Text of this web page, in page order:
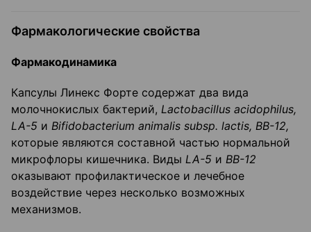
Фармакологические свойства
Фармакодинамика
Капсулы Линекс Форте содержат два вида
молочнокислых бактерий, Lactobacillus acidophilus,
LA-5 и Bifidobacterium animalis subsp. lactis, BB-12,
которые являются составной частью нормальной
микрофлоры кишечника. Виды LA-5 и ВВ-12
оказывают профилактическое и лечебное
воздействие через несколько возможных
механизмов.